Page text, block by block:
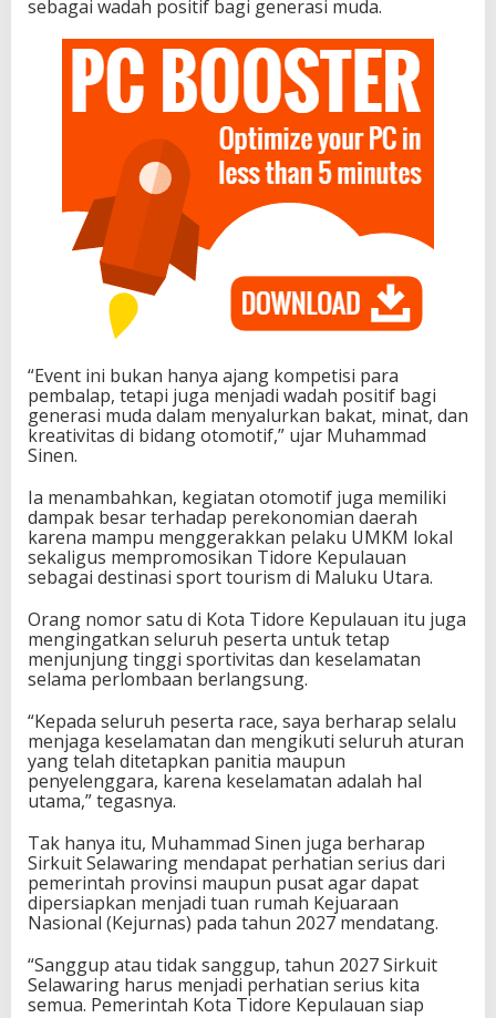
sebagai wadah positif bagi generasi muda.
“Event ini bukan hanya ajang kompetisi para
pembalap, tetapi juga menjadi wadah positif bagi
generasi muda dalam menyalurkan bakat, minat, dan
kreativitas di bidang otomotif,” ujar Muhammad
Sinen.
Ia menambahkan, kegiatan otomotif juga memiliki
dampak besar terhadap perekonomian daerah
karena mampu menggerakkan pelaku UMKM lokal
sekaligus mempromosikan Tidore Kepulauan
sebagai destinasi sport tourism di Maluku Utara.
Orang nomor satu di Kota Tidore Kepulauan itu juga
mengingatkan seluruh peserta untuk tetap
menjunjung tinggi sportivitas dan keselamatan
selama perlombaan berlangsung.
“Kepada seluruh peserta race, saya berharap selalu
menjaga keselamatan dan mengikuti seluruh aturan
yang telah ditetapkan panitia maupun
penyelenggara, karena keselamatan adalah hal
utama,” tegasnya.
Tak hanya itu, Muhammad Sinen juga berharap
Sirkuit Selawaring mendapat perhatian serius dari
pemerintah provinsi maupun pusat agar dapat
dipersiapkan menjadi tuan rumah Kejuaraan
Nasional (Kejurnas) pada tahun 2027 mendatang.
“Sanggup atau tidak sanggup, tahun 2027 Sirkuit
Selawaring harus menjadi perhatian serius kita
semua. Pemerintah Kota Tidore Kepulauan siap